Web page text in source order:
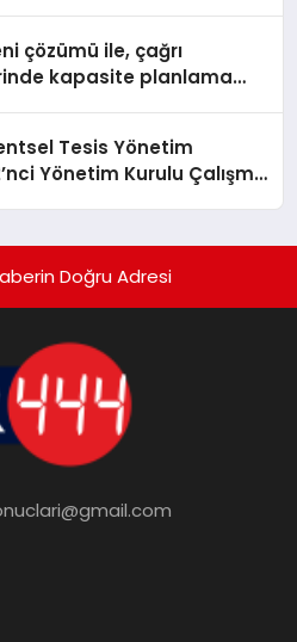
çözümü ile, çağrı
kapasite planlama
Tesis Yönetim
Yönetim Kurulu Çalışma
Doğru Adresi